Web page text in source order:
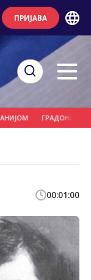
ПРИЈАВА
ГРАДОНАЧЕЛИК
00:01:00